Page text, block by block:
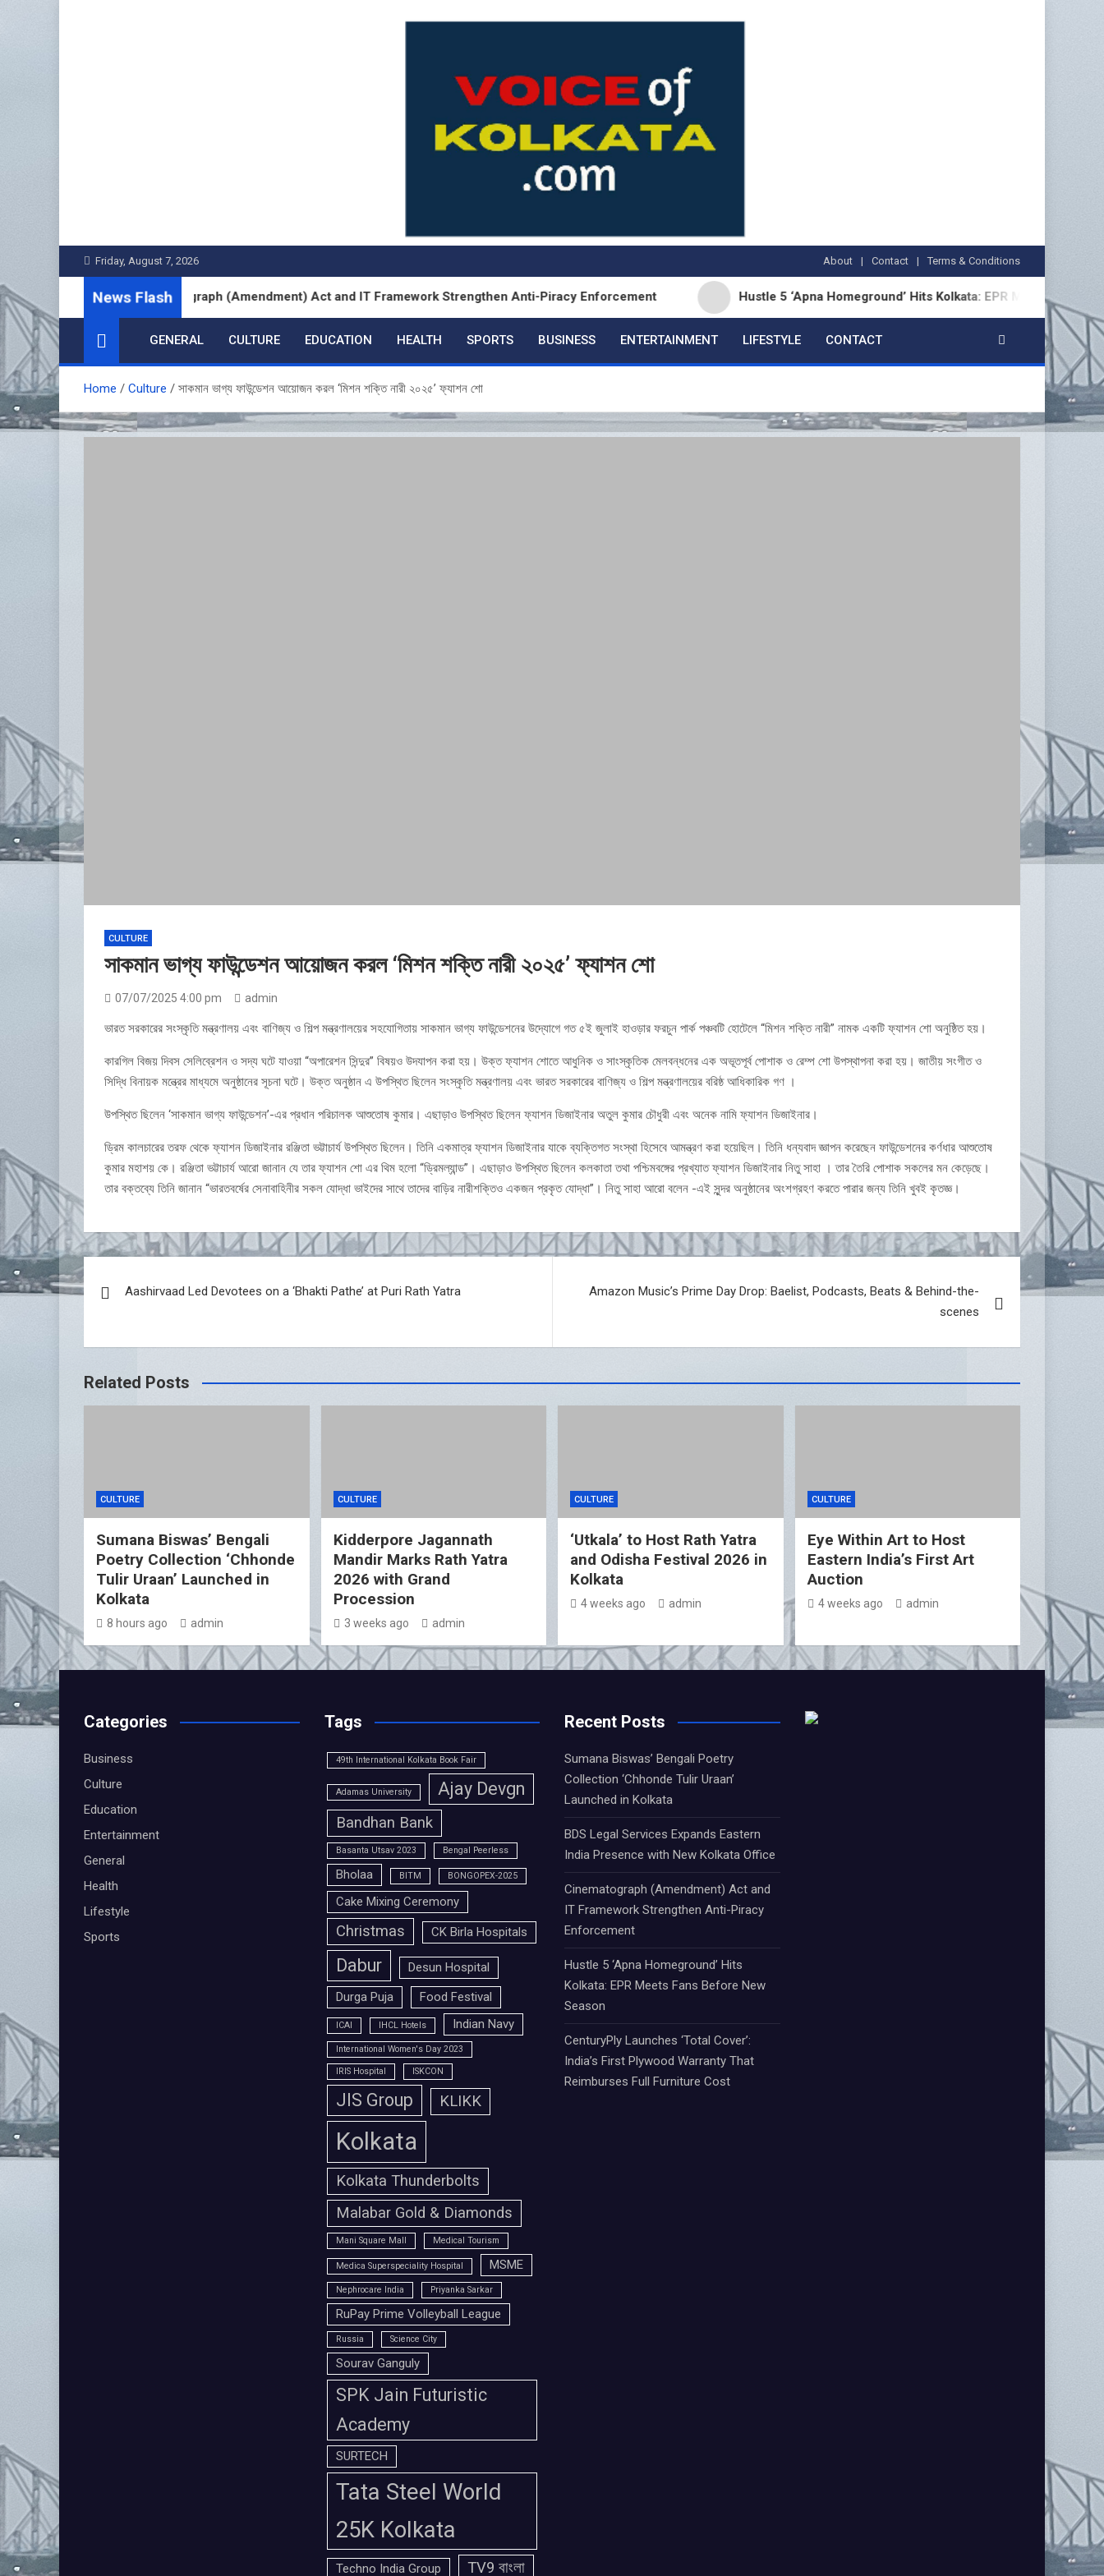
Friday, August 7, 2026 About Contact Terms & Conditions
News Flash
Cinematograph (Amendment) Act and IT Framework Strengthen Anti-Piracy Enforcement Hustle 5 ‘Apna Homeground’ Hits Kolkata: EPR Meets Fans Before New
GENERAL CULTURE EDUCATION HEALTH SPORTS BUSINESS ENTERTAINMENT LIFESTYLE CONTACT
Home Culture সাকমান ভাগ্য ফাউন্ডেশন আয়োজন করল ‘মিশন শক্তি নারী ২০২৫’ ফ্যাশন শো
CULTURE
সাকমান ভাগ্য ফাউন্ডেশন আয়োজন করল ‘মিশন শক্তি নারী ২০২৫’ ফ্যাশন শো
07/07/2025 4:00 pm admin
ভারত সরকারের সংস্কৃতি মন্ত্রণালয় এবং বাণিজ্য ও শিল্প মন্ত্রণালয়ের সহযোগিতায় সাকমান ভাগ্য ফাউন্ডেশনের উদ্যোগে গত ৫ই জুলাই হাওড়ার ফরচুন পার্ক পঞ্চবটি হোটেলে “মিশন শক্তি নারী” নামক একটি ফ্যাশন শো অনুষ্ঠিত হয়।
কারগিল বিজয় দিবস সেলিব্রেশন ও সদ্য ঘটে যাওয়া “অপারেশন সিন্দুর” বিষয়ও উদযাপন করা হয়। উক্ত ফ্যাশন শোতে আধুনিক ও সাংস্কৃতিক মেলবন্ধনের এক অভূতপূর্ব পোশাক ও রেম্প শো উপস্থাপনা করা হয়। জাতীয় সংগীত ও
সিদ্ধি বিনায়ক মন্ত্রের মাধ্যমে অনুষ্ঠানের সূচনা ঘটে। উক্ত অনুষ্ঠান এ উপস্থিত ছিলেন সংস্কৃতি মন্ত্রণালয় এবং ভারত সরকারের বাণিজ্য ও শিল্প মন্ত্রণালয়ের বরিষ্ঠ আধিকারিক গণ ।
উপস্থিত ছিলেন ‘সাকমান ভাগ্য ফাউন্ডেশন’-এর প্রধান পরিচালক আশুতোষ কুমার। এছাড়াও উপস্থিত ছিলেন ফ্যাশন ডিজাইনার অতুল কুমার চৌধুরী এবং অনেক নামি ফ্যাশন ডিজাইনার।
ড্রিম কালচারের তরফ থেকে ফ্যাশন ডিজাইনার রঞ্জিতা ভট্টাচার্য উপস্থিত ছিলেন। তিনি একমাত্র ফ্যাশন ডিজাইনার যাকে ব্যক্তিগত সংস্থা হিসেবে আমন্ত্রণ করা হয়েছিল। তিনি ধন্যবাদ জ্ঞাপন করেছেন ফাউন্ডেশনের কর্ণধার আশুতোষ
কুমার মহাশয় কে। রঞ্জিতা ভট্টাচার্য আরো জানান যে তার ফ্যাশন শো এর থিম হলো “ড্রিমল্যান্ড”। এছাড়াও উপস্থিত ছিলেন কলকাতা তথা পশ্চিমবঙ্গের প্রখ্যাত ফ্যাশন ডিজাইনার নিতু সাহা । তার তৈরি পোশাক সকলের মন কেড়েছে।
তার বক্তব্যে তিনি জানান “ভারতবর্ষের সেনাবাহিনীর সকল যোদ্ধা ভাইদের সাথে তাদের বাড়ির নারীশক্তিও একজন প্রকৃত যোদ্ধা”। নিতু সাহা আরো বলেন -এই সুন্দর অনুষ্ঠানের অংশগ্রহণ করতে পারার জন্য তিনি খুবই কৃতজ্ঞ।
Post
navigation
Aashirvaad Led Devotees on a ‘Bhakti Pathe’ at Puri Rath Yatra
Amazon Music’s Prime Day Drop: Baelist, Podcasts, Beats & Behind-the-
scenes
Related Posts
CULTURE
Sumana Biswas’ Bengali
Poetry Collection ‘Chhonde
Tulir Uraan’ Launched in
Kolkata
8 hours ago admin
CULTURE
Kidderpore Jagannath
Mandir Marks Rath Yatra
2026 with Grand
Procession
3 weeks ago admin
CULTURE
‘Utkala’ to Host Rath Yatra
and Odisha Festival 2026 in
Kolkata
4 weeks ago admin
CULTURE
Eye Within Art to Host
Eastern India’s First Art
Auction
4 weeks ago admin
Categories
Business
Culture
Education
Entertainment
General
Health
Lifestyle
Sports
Tags
49th International Kolkata Book Fair
Adamas University Ajay Devgn
Bandhan Bank
Basanta Utsav 2023 Bengal Peerless
Bholaa BITM BONGOPEX-2025
Cake Mixing Ceremony
Christmas CK Birla Hospitals
Dabur
Desun Hospital
Durga Puja
Food Festival
ICAI IHCL Hotels Indian Navy
International Women's Day 2023
IRIS Hospital ISKCON
JIS Group KLIKK
Kolkata
Kolkata Thunderbolts
Malabar Gold & Diamonds
Mani Square Mall Medical Tourism
Medica Superspeciality Hospital MSME
Nephrocare India Priyanka Sarkar
RuPay Prime Volleyball League
Russia Science City
Sourav Ganguly
SPK Jain Futuristic
Academy
SURTECH
Tata Steel World
25K Kolkata
Techno India Group TV9 বাংলা
Recent Posts
Sumana Biswas’ Bengali Poetry
Collection ‘Chhonde Tulir Uraan’
Launched in Kolkata
BDS Legal Services Expands Eastern
India Presence with New Kolkata Office
Cinematograph (Amendment) Act and
IT Framework Strengthen Anti-Piracy
Enforcement
Hustle 5 ‘Apna Homeground’ Hits
Kolkata: EPR Meets Fans Before New
Season
CenturyPly Launches ‘Total Cover’:
India’s First Plywood Warranty That
Reimburses Full Furniture Cost